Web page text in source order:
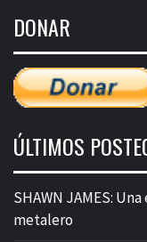
entradas
DONAR
ÚLTIMOS
SHAWN JAMES:
metalero